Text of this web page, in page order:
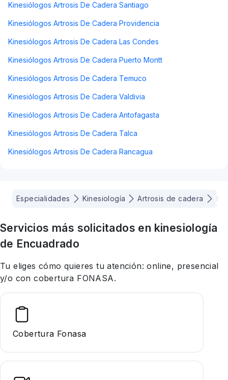
Kinesiólogos Artrosis De Cadera Santiago
Kinesiólogos Artrosis De Cadera Providencia
Kinesiólogos Artrosis De Cadera Las Condes
Kinesiólogos Artrosis De Cadera Puerto Montt
Kinesiólogos Artrosis De Cadera Temuco
Kinesiólogos Artrosis De Cadera Valdivia
Kinesiólogos Artrosis De Cadera Antofagasta
Kinesiólogos Artrosis De Cadera Talca
Kinesiólogos Artrosis De Cadera Rancagua
Especialidades Kinesiología Artrosis de cadera
Servicios más solicitados en kinesiología
de Encuadrado
Tu eliges cómo quieres tu atención: online, presencial
y/o con cobertura FONASA.
Cobertura Fonasa